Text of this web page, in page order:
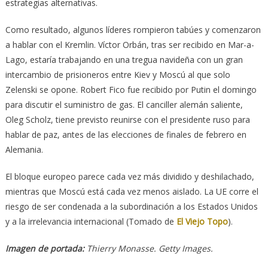
estrategias alternativas.
Como resultado, algunos líderes rompieron tabúes y comenzaron
a hablar con el Kremlin. Víctor Orbán, tras ser recibido en Mar-a-
Lago, estaría trabajando en una tregua navideña con un gran
intercambio de prisioneros entre Kiev y Moscú al que solo
Zelenski se opone. Robert Fico fue recibido por Putin el domingo
para discutir el suministro de gas. El canciller alemán saliente,
Oleg Scholz, tiene previsto reunirse con el presidente ruso para
hablar de paz, antes de las elecciones de finales de febrero en
Alemania.
El bloque europeo parece cada vez más dividido y deshilachado,
mientras que Moscú está cada vez menos aislado. La UE corre el
riesgo de ser condenada a la subordinación a los Estados Unidos
y a la irrelevancia internacional (Tomado de El Viejo Topo).
Imagen de portada:Thierry Monasse. Getty Images.